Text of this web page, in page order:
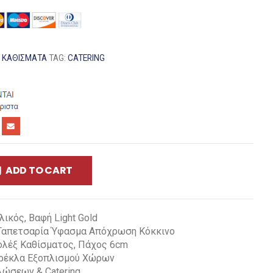
ΚΑΘΊΣΜΑΤΑ TAG: CATERING
ADD TO CART
Βαφή Light Gold
Ύφασμα Απόχρωση Κόκκινο
Καθίσματος, Πάχος 6cm
Εξοπλισμού Χώρων